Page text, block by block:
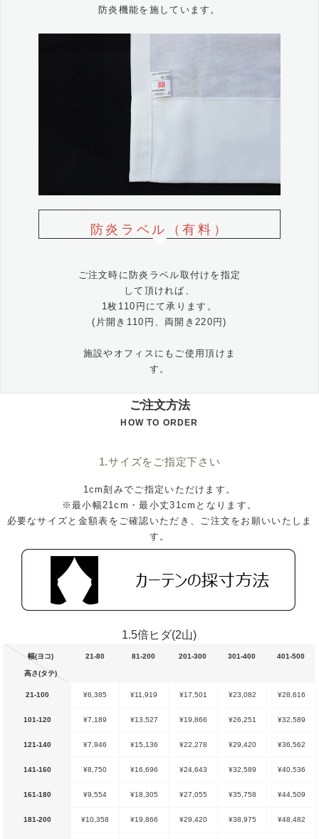
ご注文方法
HOW TO ORDER
1.サイズをご指定下さい
1cm刻みでご指定いただけます。
※最小幅21cm・最小丈31cmとなります。
必要なサイズと金額表をご確認いただき、ご注文をお願いいたしま
す。
1.5倍ヒダ(2山)
幅(ヨコ)
高さ(タテ)
21-80 81-200 201-300 301-400 401-500
21-100 ¥6,385 ¥11,919 ¥17,501 ¥23,082 ¥28,616
101-120 ¥7,189 ¥13,527 ¥19,866 ¥26,251 ¥32,589
121-140 ¥7,946 ¥15,136 ¥22,278 ¥29,420 ¥36,562
141-160 ¥8,750 ¥16,696 ¥24,643 ¥32,589 ¥40,536
161-180 ¥9,554 ¥18,305 ¥27,055 ¥35,758 ¥44,509
181-200 ¥10,358 ¥19,866 ¥29,420 ¥38,975 ¥48,482
防炎機能を施しています。
防炎ラベル（有料）
ご注文時に防炎ラベル取付けを指定
して頂ければ、
1枚110円にて承ります。
(片開き110円、両開き220円)
施設やオフィスにもご使用頂けま
す。